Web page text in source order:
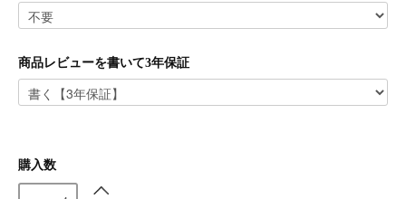
商品レビューを書いて3年保証
購入数